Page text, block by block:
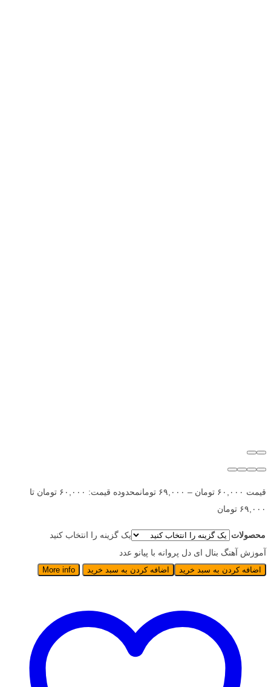
قیمت ۶۰,۰۰۰ تومان – ۶۹,۰۰۰ تومان
محدوده قیمت: ۶۰,۰۰۰ تومان تا
۶۹,۰۰۰ تومان
محصولات
یک گزینه را انتخاب کنید
آموزش آهنگ بنال ای دل پروانه با پیانو عدد
اضافه کردن به سبد خرید اضافه کردن به سبد خرید More info